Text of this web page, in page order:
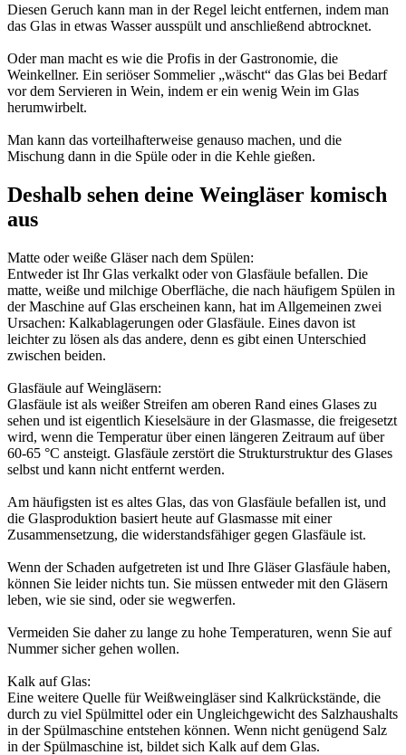
Diesen Geruch kann man in der Regel leicht entfernen, indem man
das Glas in etwas Wasser ausspült und anschließend abtrocknet.
Oder man macht es wie die Profis in der Gastronomie, die
Weinkellner. Ein seriöser Sommelier „wäscht“ das Glas bei Bedarf
vor dem Servieren in Wein, indem er ein wenig Wein im Glas
herumwirbelt.
Man kann das vorteilhafterweise genauso machen, und die
Mischung dann in die Spüle oder in die Kehle gießen.
Deshalb sehen deine Weingläser komisch
aus
Matte oder weiße Gläser nach dem Spülen:
Entweder ist Ihr Glas verkalkt oder von Glasfäule befallen. Die
matte, weiße und milchige Oberfläche, die nach häufigem Spülen in
der Maschine auf Glas erscheinen kann, hat im Allgemeinen zwei
Ursachen: Kalkablagerungen oder Glasfäule. Eines davon ist
leichter zu lösen als das andere, denn es gibt einen Unterschied
zwischen beiden.
Glasfäule auf Weingläsern:
Glasfäule ist als weißer Streifen am oberen Rand eines Glases zu
sehen und ist eigentlich Kieselsäure in der Glasmasse, die freigesetzt
wird, wenn die Temperatur über einen längeren Zeitraum auf über
60-65 °C ansteigt. Glasfäule zerstört die Strukturstruktur des Glases
selbst und kann nicht entfernt werden.
Am häufigsten ist es altes Glas, das von Glasfäule befallen ist, und
die Glasproduktion basiert heute auf Glasmasse mit einer
Zusammensetzung, die widerstandsfähiger gegen Glasfäule ist.
Wenn der Schaden aufgetreten ist und Ihre Gläser Glasfäule haben,
können Sie leider nichts tun. Sie müssen entweder mit den Gläsern
leben, wie sie sind, oder sie wegwerfen.
Vermeiden Sie daher zu lange zu hohe Temperaturen, wenn Sie auf
Nummer sicher gehen wollen.
Kalk auf Glas:
Eine weitere Quelle für Weißweingläser sind Kalkrückstände, die
durch zu viel Spülmittel oder ein Ungleichgewicht des Salzhaushalts
in der Spülmaschine entstehen können. Wenn nicht genügend Salz
in der Spülmaschine ist, bildet sich Kalk auf dem Glas.